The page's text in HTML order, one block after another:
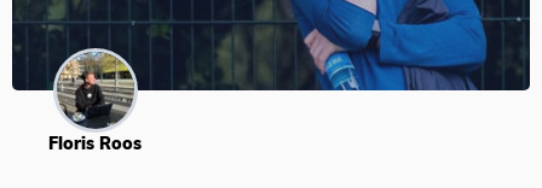
Floris Roos